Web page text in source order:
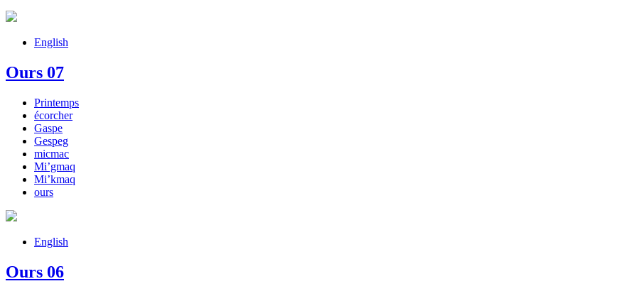
English
Ours 07
Printemps
écorcher
Gaspe
Gespeg
micmac
Mi’gmaq
Mi’kmaq
ours
English
Ours 06